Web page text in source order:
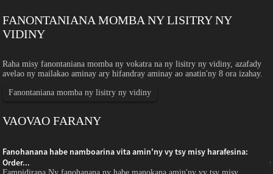
FANONTANIANA MOMBA NY LISITRY NY
VIDINY
Raha misy fanontaniana momba ny vokatra na ny lisitry ny vidiny, azafady
avelao ny mailakao aminay ary hifandray aminay ao anatin'ny 8 ora izahay.
Fanontaniana momba ny lisitry ny vidiny
VAOVAO FARANY
Fanohanana habe namboarina vita amin'ny vy tsy misy harafesina:
Order...